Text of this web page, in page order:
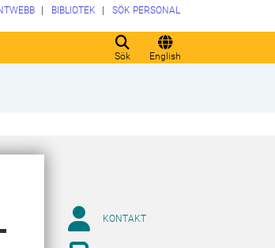
Sök English
BIBLIOTEK SÖK PERSONAL
KONTAKT